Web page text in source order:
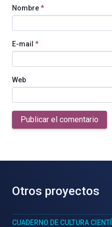
Nombre*
E-mail *
Web
Publicar el comentario
Otros proyectos
CUADERNO DE CULTURA